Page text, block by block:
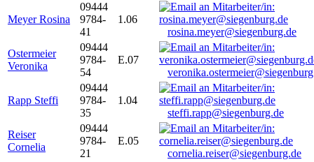
Meyer Rosina
09444
9784-
41
1.06
rosina.meyer@siegenburg.de
Ostermeier
Veronika
09444
9784-
54
E.07
Rapp Steffi
09444
9784-
35
1.04
steffi.rapp@siegenburg.de
Reiser
Cornelia
09444
9784-
21
E.05
cornelia.reiser@siegenburg.de